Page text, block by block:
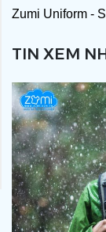
TIN XEM
Zumi Uniform -